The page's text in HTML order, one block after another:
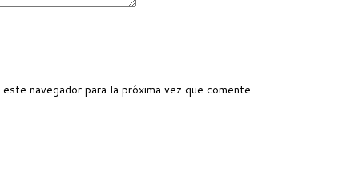
navegador para la próxima vez que comente.